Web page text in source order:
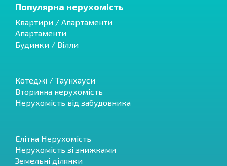
Популярна нерухомість
Квартири / Апартаменти
Апартаменти
Будинки / Вілли
Котеджі / Таунхауси
Вторинна нерухомість
Нерухомість від забудовника
Елітна Нерухомість
Нерухомість зі знижками
Земельні ділянки